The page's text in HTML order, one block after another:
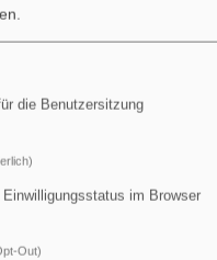
die Benutzersitzung
im Browser
Out)